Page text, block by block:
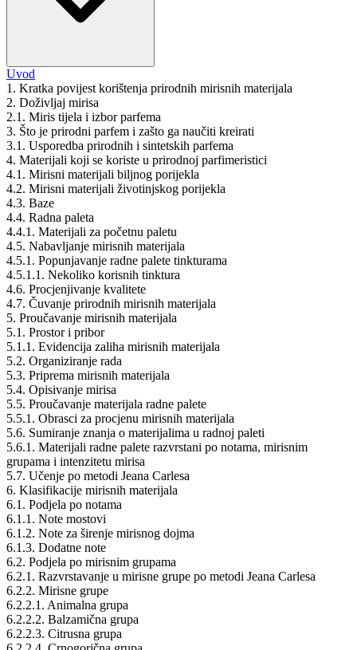
Uvod
1. Kratka povijest korištenja prirodnih mirisnih materijala
2. Doživljaj mirisa
2.1. Miris tijela i izbor parfema
3. Što je prirodni parfem i zašto ga naučiti kreirati
3.1. Usporedba prirodnih i sintetskih parfema
4. Materijali koji se koriste u prirodnoj parfimeristici
4.1. Mirisni materijali biljnog porijekla
4.2. Mirisni materijali životinjskog porijekla
4.3. Baze
4.4. Radna paleta
4.4.1. Materijali za početnu paletu
4.5. Nabavljanje mirisnih materijala
4.5.1. Popunjavanje radne palete tinkturama
4.5.1.1. Nekoliko korisnih tinktura
4.6. Procjenjivanje kvalitete
4.7. Čuvanje prirodnih mirisnih materijala
5. Proučavanje mirisnih materijala
5.1. Prostor i pribor
5.1.1. Evidencija zaliha mirisnih materijala
5.2. Organiziranje rada
5.3. Priprema mirisnih materijala
5.4. Opisivanje mirisa
5.5. Proučavanje materijala radne palete
5.5.1. Obrasci za procjenu mirisnih materijala
5.6. Sumiranje znanja o materijalima u radnoj paleti
5.6.1. Materijali radne palete razvrstani po notama, mirisnim
grupama i intenzitetu mirisa
5.7. Učenje po metodi Jeana Carlesa
6. Klasifikacije mirisnih materijala
6.1. Podjela po notama
6.1.1. Note mostovi
6.1.2. Note za širenje mirisnog dojma
6.1.3. Dodatne note
6.2. Podjela po mirisnim grupama
6.2.1. Razvrstavanje u mirisne grupe po metodi Jeana Carlesa
6.2.2. Mirisne grupe
6.2.2.1. Animalna grupa
6.2.2.2. Balzamična grupa
6.2.2.3. Citrusna grupa